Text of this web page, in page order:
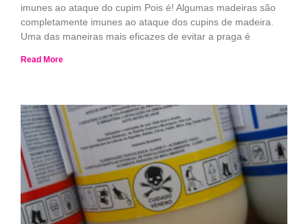
imunes ao ataque do cupim Pois é! Algumas madeiras são
completamente imunes ao ataque dos cupins de madeira.
Uma das maneiras mais eficazes de evitar a praga é
Read More